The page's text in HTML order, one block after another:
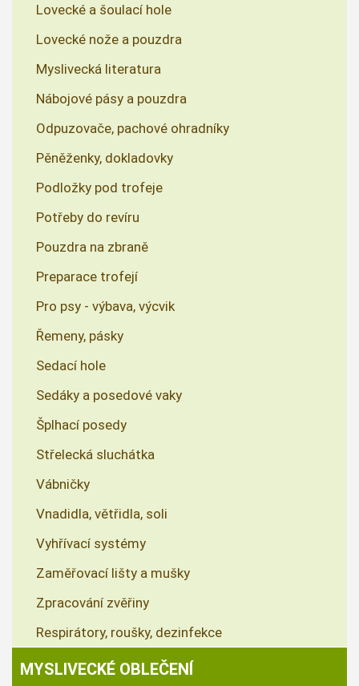
Lovecké a šoulací hole
Lovecké nože a pouzdra
Myslivecká literatura
Nábojové pásy a pouzdra
Odpuzovače, pachové ohradníky
Pěněženky, dokladovky
Podložky pod trofeje
Potřeby do revíru
Pouzdra na zbraně
Preparace trofejí
Pro psy - výbava, výcvik
Řemeny, pásky
Sedací hole
Sedáky a posedové vaky
Šplhací posedy
Střelecká sluchátka
Vábničky
Vnadidla, větřidla, soli
Vyhřívací systémy
Zaměřovací lišty a mušky
Zpracování zvěřiny
Respirátory, roušky, dezinfekce
MYSLIVECKÉ OBLEČENÍ